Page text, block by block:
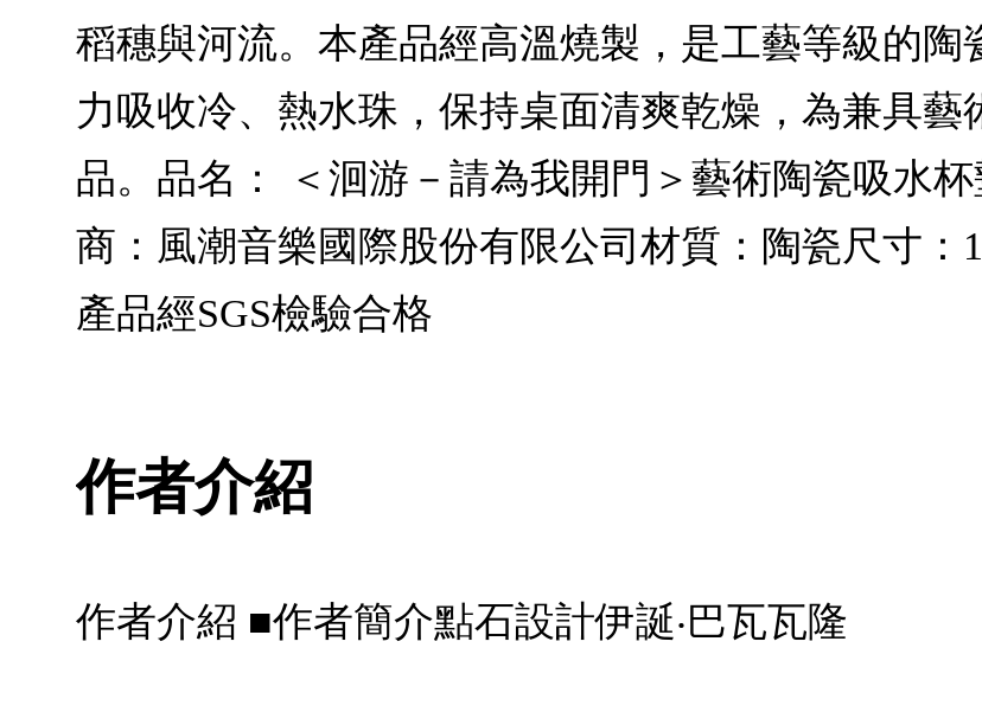
稻穗與河流。本產品經高溫燒製，是工藝等級的
力吸收冷、熱水珠，保持桌面清爽乾燥，為兼具
品。品名： ＜洄游－請為我開門＞藝術陶瓷吸水
商：風潮音樂國際股份有限公司材質：陶瓷尺寸：
產品經SGS檢驗合格
作者介紹
作者介紹 ■作者簡介點石設計伊誕‧巴瓦瓦隆